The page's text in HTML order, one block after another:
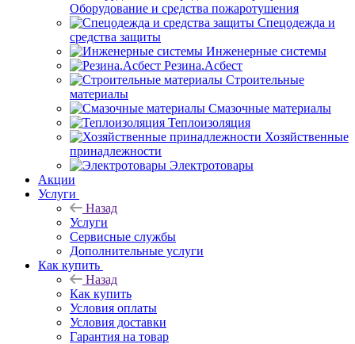
Оборудование и средства пожаротушения
Спецодежда и
средства защиты
Инженерные системы
Резина.Асбест
Строительные
материалы
Смазочные материалы
Теплоизоляция
Хозяйственные
принадлежности
Электротовары
Акции
Услуги
Назад
Услуги
Сервисные службы
Дополнительные услуги
Как купить
Назад
Как купить
Условия оплаты
Условия доставки
Гарантия на товар